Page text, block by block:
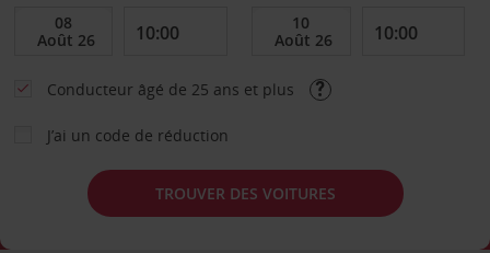
Conducteur âgé de 25 ans et plus
J’ai un code de réduction
TROUVER DES VOITURES